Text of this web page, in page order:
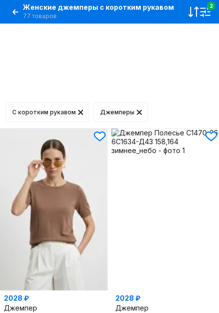
Женские джемперы с коротким рукавом
77 товаров
2
С коротким рукавом Джемперы
2028 ₽
Джемпер
2028 ₽
Джемпер